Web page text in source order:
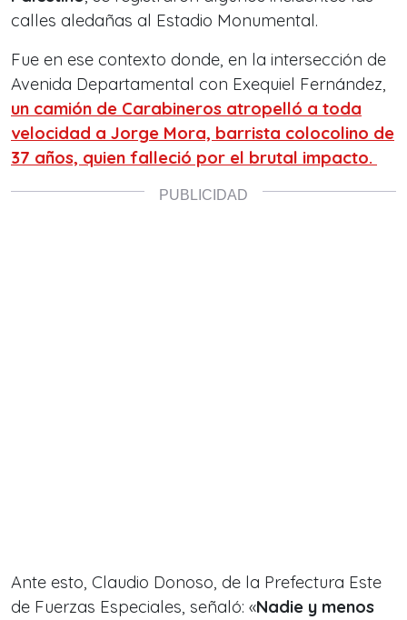
calles aledañas al Estadio Monumental.
Fue en ese contexto donde, en la intersección de
Avenida Departamental con Exequiel Fernández,
un camión de Carabineros atropelló a toda
velocidad a Jorge Mora, barrista colocolino de
37 años, quien falleció por el brutal impacto.
Ante esto, Claudio Donoso, de la Prefectura Este
de Fuerzas Especiales, señaló: «Nadie y menos